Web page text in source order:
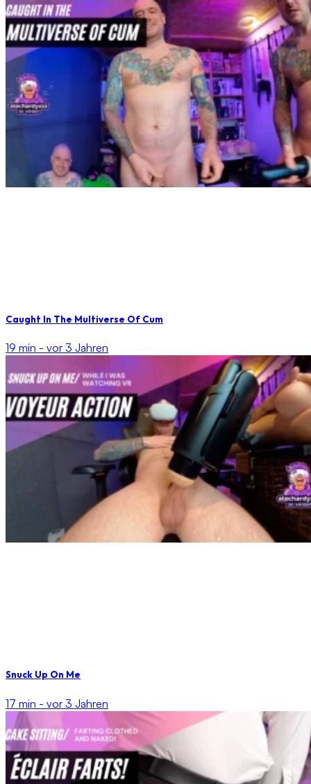
Caught In The Multiverse Of Cum
19 min - vor 3 Jahren
Snuck Up On Me
17 min - vor 3 Jahren